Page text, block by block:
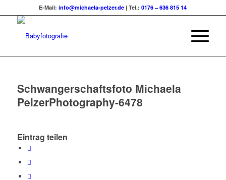
E-Mail:info@michaela-pelzer.de | Tel.:0176 – 636 815 14
Schwangerschaftsfoto Michaela
PelzerPhotography-6478
Eintrag teilen